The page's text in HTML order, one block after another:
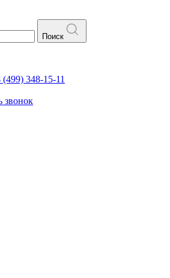
Поиск
(499) 348-15-11
звонок